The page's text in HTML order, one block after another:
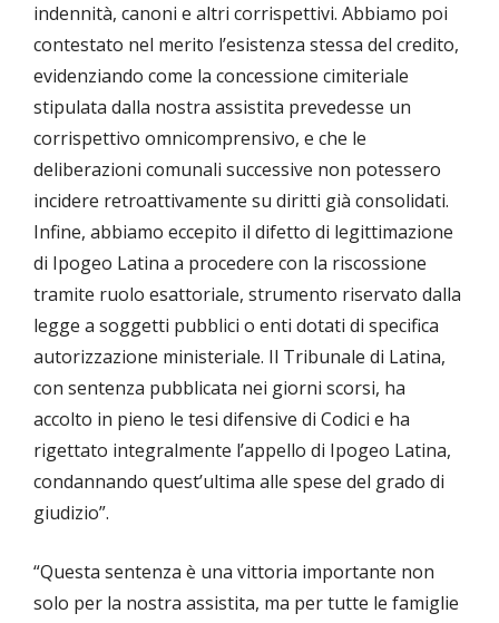
indennità, canoni e altri corrispettivi. Abbiamo poi
contestato nel merito l’esistenza stessa del credito,
evidenziando come la concessione cimiteriale
stipulata dalla nostra assistita prevedesse un
corrispettivo omnicomprensivo, e che le
deliberazioni comunali successive non potessero
incidere retroattivamente su diritti già consolidati.
Infine, abbiamo eccepito il difetto di legittimazione
di Ipogeo Latina a procedere con la riscossione
tramite ruolo esattoriale, strumento riservato dalla
legge a soggetti pubblici o enti dotati di specifica
autorizzazione ministeriale. Il Tribunale di Latina,
con sentenza pubblicata nei giorni scorsi, ha
accolto in pieno le tesi difensive di Codici e ha
rigettato integralmente l’appello di Ipogeo Latina,
condannando quest’ultima alle spese del grado di
giudizio”.
“Questa sentenza è una vittoria importante non
solo per la nostra assistita, ma per tutte le famiglie